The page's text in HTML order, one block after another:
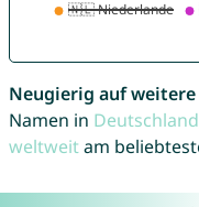
Neugierig auf weitere
Namen in Deutschland
weltweitam